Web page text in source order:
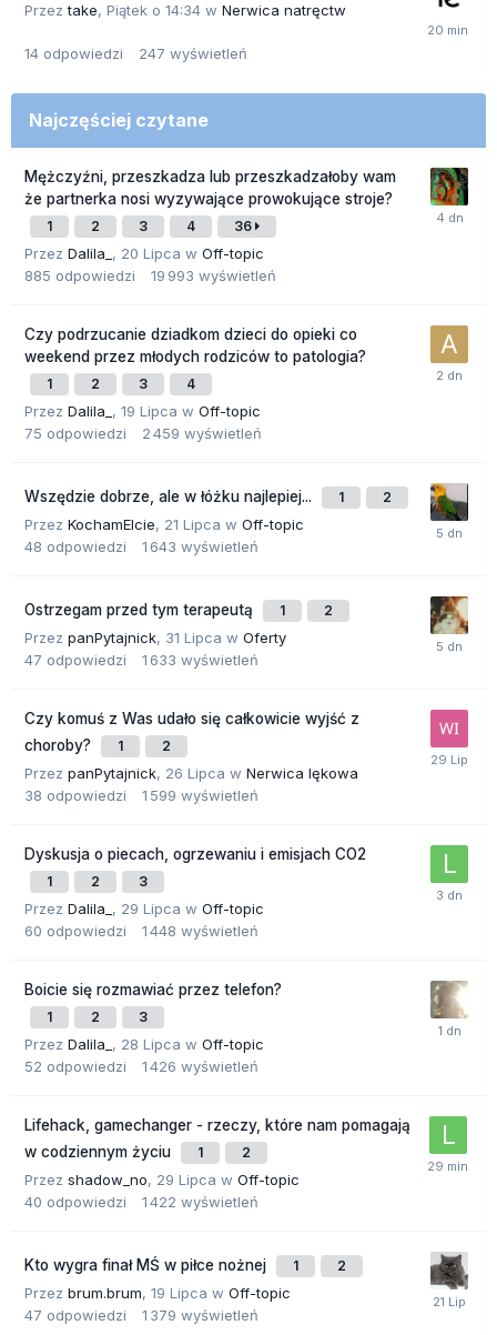
Przeztake, Piątek o 14:34 w Nerwica natręctw
14 odpowiedzi 247 wyświetleń
Najczęściej czytane
Mężczyźni, przeszkadza lub przeszkadzałoby wam
że partnerka nosi wyzywające prowokujące stroje?
1 2 3 4 36
Przez Dalila_ , 20 Lipca w Off-topic
885 odpowiedzi 19 993 wyświetleń
Czy podrzucanie dziadkom dzieci do opieki co
weekend przez młodych rodziców to patologia?
1 2 3 4
Przez Dalila_ , 19 Lipca w Off-topic
75 odpowiedzi 2 459 wyświetleń
Wszędzie dobrze, ale w łóżku najlepiej... 1 2
Przez KochamElcie, 21 Lipca w Off-topic
48 odpowiedzi 1 643 wyświetleń
Ostrzegam przed tym terapeutą 1 2
Przez panPytajnick, 31 Lipca w Oferty
47 odpowiedzi 1 633 wyświetleń
Czy komuś z Was udało się całkowicie wyjść z
choroby?
1 2
Przez panPytajnick, 26 Lipca w Nerwica lękowa
38 odpowiedzi 1 599 wyświetleń
Dyskusja o piecach, ogrzewaniu i emisjach CO2
1 2 3
Przez Dalila_ , 29 Lipca w Off-topic
60 odpowiedzi 1 448 wyświetleń
Boicie się rozmawiać przez telefon?
1 2 3
Przez Dalila_ , 28 Lipca w Off-topic
52 odpowiedzi 1 426 wyświetleń
Lifehack, gamechanger - rzeczy, które nam pomagają
w codziennym życiu
1 2
Przez shadow_no, 29 Lipca w Off-topic
40 odpowiedzi 1 422 wyświetleń
Kto wygra finał MŚ w piłce nożnej 1 2
Przez brum.brum, 19 Lipca w Off-topic
47 odpowiedzi 1 379 wyświetleń